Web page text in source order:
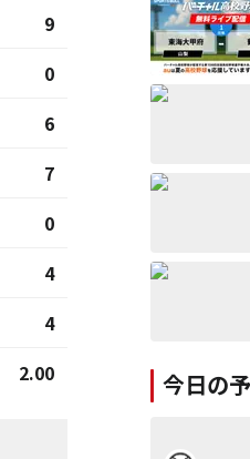
9
0
6
7
0
4
4
2.00 今日の